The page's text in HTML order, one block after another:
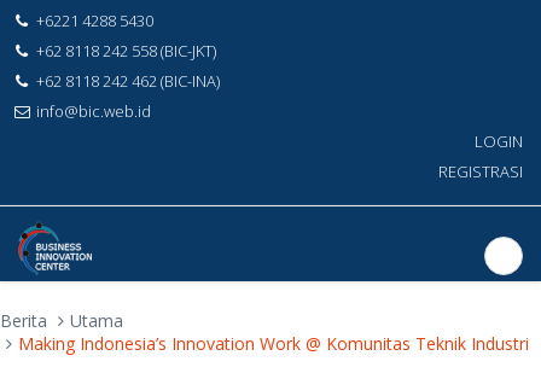
+6221 4288 5430
+62 8118 242 558 (BIC-JKT)
+62 8118 242 462 (BIC-INA)
info@bic.web.id
LOGIN
REGISTRASI
Berita
Utama
Making Indonesia’s Innovation Work @ Komunitas Teknik Industri